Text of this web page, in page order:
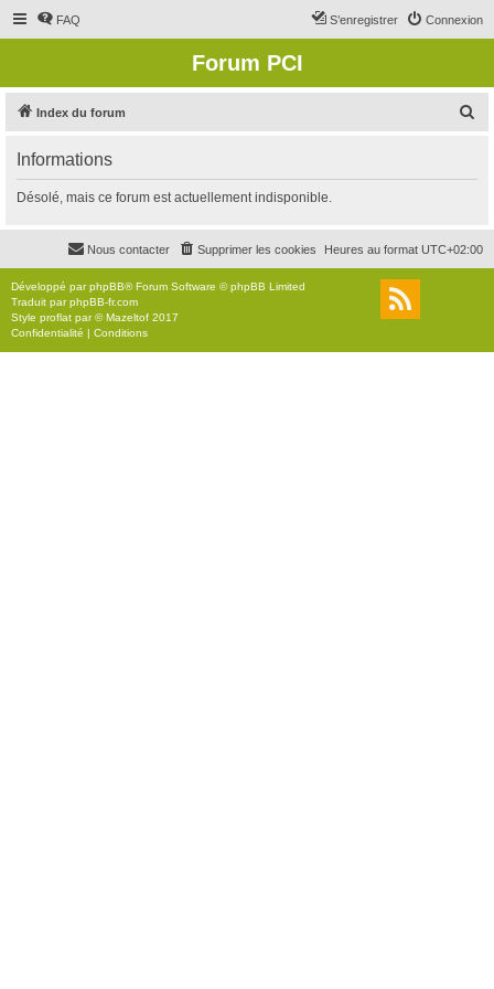
FAQ Connexion
S’enregistrer
Forum PCI
Index du forum
r
c
r
Informations
Désolé, mais ce forum est actuellement indisponible.
Heures au format UTC+02:00
Supprimer les cookies
Nous contacter
Développé parphpBB® Forum Software © phpBB Limited
Traduit parphpBB-fr.com
Style proflat par ©Mazeltof 2017
Confidentialité | Conditions